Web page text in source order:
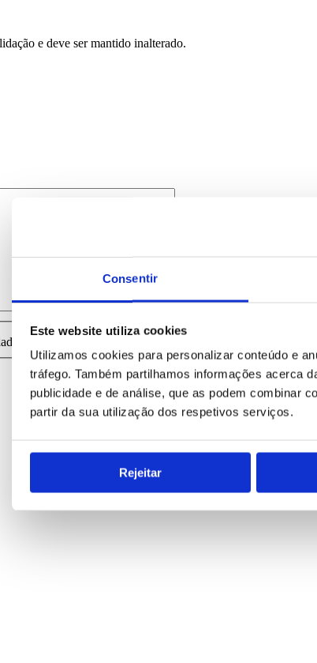
Consentir
Este website utiliza cookies
Utilizamos cookies para personalizar conteúdo e
tráfego. Também partilhamos informações acerca
publicidade e de análise, que as podem combinar
partir da sua utilização dos respetivos serviços.
Rejeitar
e deve ser mantido inalterado.
sejam guardados em base de dados para tratamento